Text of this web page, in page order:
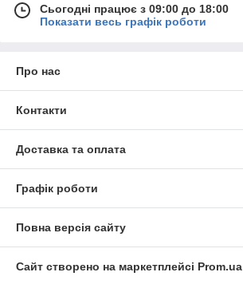
Сьогодні працює з 09:00 до 18:00
Показати весь графік роботи
Про нас
Контакти
Доставка та оплата
Графік роботи
Повна версія сайту
Сайт створено на маркетплейсі Prom.ua